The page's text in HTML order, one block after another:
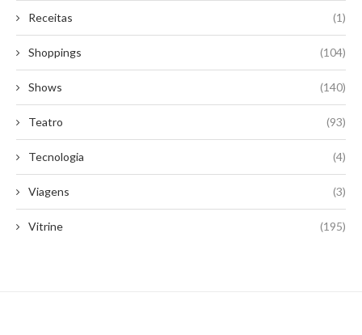
Receitas (1)
Shoppings (104)
Shows (140)
Teatro (93)
Tecnologia (4)
Viagens (3)
Vitrine (195)